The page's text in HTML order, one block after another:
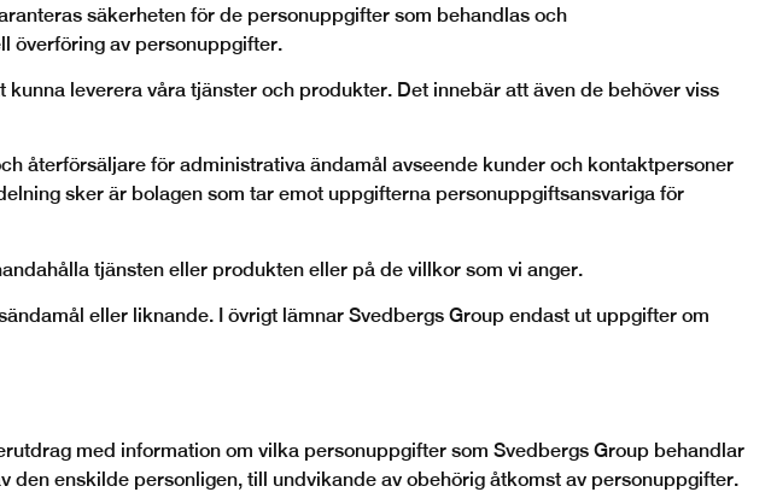
säkerheten för de personuppgifter som behandlas och
överföring av personuppgifter.
leverera våra tjänster och produkter. Det innebär att även de behöver viss
återförsäljare för administrativa ändamål avseende kunder och kontaktpersoner
sker är bolagen som tar emot uppgifterna personuppgiftsansvariga för
tjänsten eller produkten eller på de villkor som vi anger.
eller liknande. I övrigt lämnar Svedbergs Group endast ut uppgifter om
med information om vilka personuppgifter som Svedbergs Group behandlar
enskilde personligen, till undvikande av obehörig åtkomst av personuppgifter.